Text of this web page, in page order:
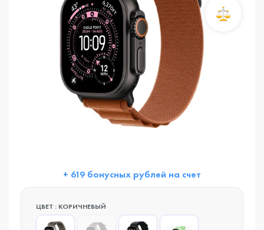
+ 619 бонусных рублей на счет
ЦВЕТ : КОРИЧНЕВЫЙ